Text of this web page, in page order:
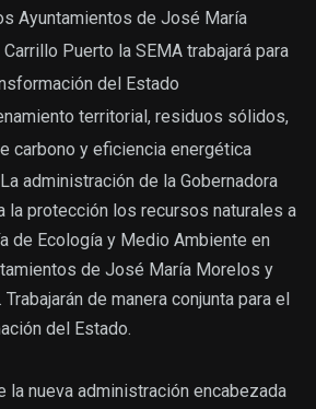
Ayuntamientos de José María
Puerto la SEMA trabajará para
del Estado
territorial, residuos sólidos,
carbono y eficiencia energética
administración de la Gobernadora
la protección los recursos naturales a
de Ecología y Medio Ambiente en
de José María Morelos y
de manera conjunta para el
del Estado.
la nueva administración encabezada